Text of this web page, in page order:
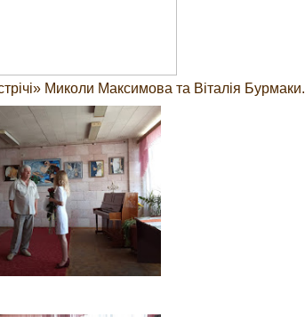
Миколи Максимова та Віталія Бурмаки.